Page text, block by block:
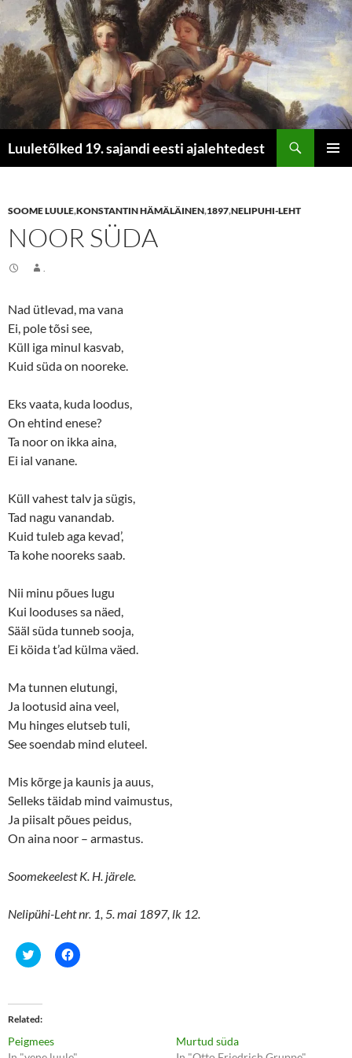
Luuletõlked 19. sajandi eesti ajalehtedest
SOOME LUULE,KONSTANTIN HÄMÄLÄINEN,1897,NELIPUHI-LEHT
NOOR SÜDA
Nad ütlevad, ma vana
Ei, pole tõsi see,
Küll iga minul kasvab,
Kuid süda on nooreke.
Eks vaata, kuda loodus,
On ehtind enese?
Ta noor on ikka aina,
Ei ial vanane.
Küll vahest talv ja sügis,
Tad nagu vanandab.
Kuid tuleb aga kevad’,
Ta kohe nooreks saab.
Nii minu põues lugu
Kui looduses sa näed,
Sääl süda tunneb sooja,
Ei köida t’ad külma väed.
Ma tunnen elutungi,
Ja lootusid aina veel,
Mu hinges elutseb tuli,
See soendab mind eluteel.
Mis kõrge ja kaunis ja auus,
Selleks täidab mind vaimustus,
Ja piisalt põues peidus,
On aina noor – armastus.
Soomekeelest K. H. järele.
Nelipühi-Leht nr. 1, 5. mai 1897, lk 12.
C
l
t
o
s
a
r
C
l
r
Related
Peigmees
Murtud süda